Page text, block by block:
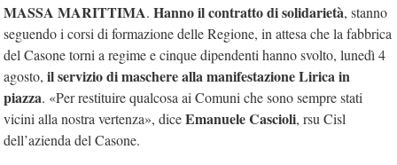
MASSA MARITTIMA. Hanno il contratto di solidarietà, stanno
seguendo i corsi di formazione delle Regione, in attesa che la fabbrica
del Casone torni a regime e cinque dipendenti hanno svolto, lunedì 4
agosto, il servizio di maschere alla manifestazione Lirica in
piazza. «Per restituire qualcosa ai Comuni che sono sempre stati
vicini alla nostra vertenza», diceEmanuele Cascioli, rsu Cisl
dell’azienda del Casone.